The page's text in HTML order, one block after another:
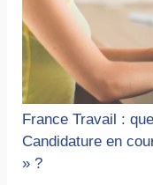
France Travail :
Candidature en
» ?